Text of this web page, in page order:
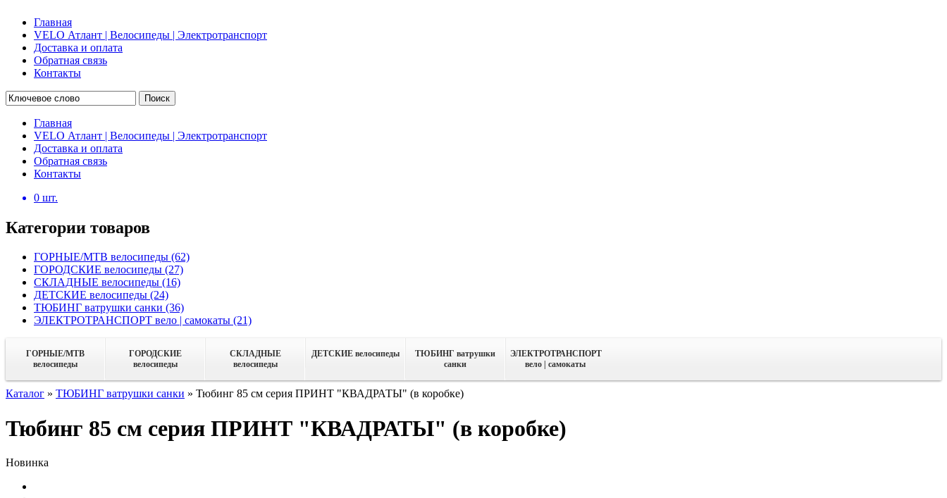
Главная
VELO Атлант | Велосипеды | Электротранспорт
Доставка и оплата
Обратная связь
Контакты
Поиск
Главная
VELO Атлант | Велосипеды | Электротранспорт
Доставка и оплата
Обратная связь
Контакты
0 шт.
Категории товаров
ГОРНЫЕ/MTB велосипеды (62)
ГОРОДСКИЕ велосипеды (27)
СКЛАДНЫЕ велосипеды (16)
ДЕТСКИЕ велосипеды (24)
ТЮБИНГ ватрушки санки (36)
ЭЛЕКТРОТРАНСПОРТ вело | самокаты (21)
ГОРНЫЕ/MTB
велосипеды
ГОРОДСКИЕ
велосипеды
СКЛАДНЫЕ
велосипеды
ДЕТСКИЕ велосипеды
ТЮБИНГ ватрушки
санки
ЭЛЕКТРОТРАНСПОРТ
вело | самокаты
Каталог » ТЮБИНГ ватрушки санки » Тюбинг 85 см серия ПРИНТ "КВАДРАТЫ" (в коробке)
Тюбинг 85 см серия ПРИНТ "КВАДРАТЫ" (в коробке)
Новинка